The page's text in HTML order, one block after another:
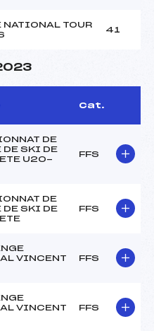
NATIONAL TOUR
41
Cat.
DE
DE SKI DE
U20-
FFS
DE
DE SKI DE
FFS
VINCENT
FFS
VINCENT
FFS